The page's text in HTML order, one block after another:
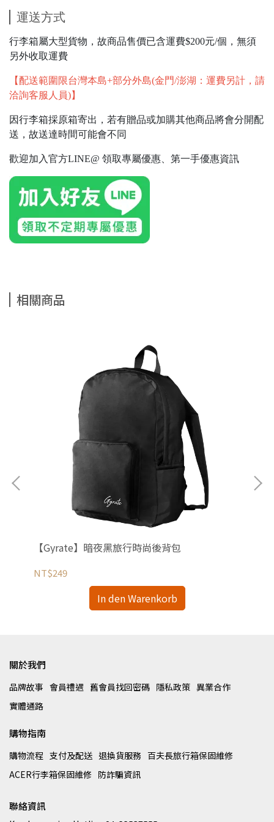
運送方式
行李箱屬大型貨物，故商品售價已含運費$200元/個，無須
另外收取運費
【配送範圍限台灣本島+部分外島(金門/澎湖：運費另計，請
洽詢客服人員)】
因行李箱採原箱寄出，若有贈品或加購其他商品將會分開配
送，故送達時間可能會不同
歡迎加入官方LINE@ 領取專屬優惠、第一手優惠資訊
相關商品
【Gyrate】暗夜黑旅行時尚後背包
NT$249
In den Warenkorb
關於我們
品牌故事 會員禮遇 舊會員找回密碼 隱私政策 異業合作
實體通路
購物指南
購物流程 支付及配送 退換貨服務 百夫長旅行箱保固維修
ACER行李箱保固維修 防詐騙資訊
聯絡資訊